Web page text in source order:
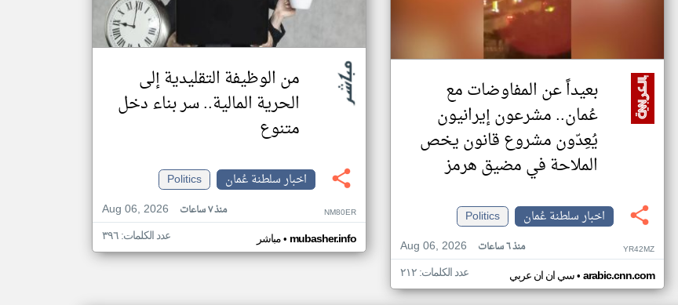
بعيداً عن المفاوضات مع
عُمان.. مشرعون إيرانيون
يُعِدّون مشروع قانون يخص
الملاحة في مضيق هرمز
اخبار سلطنة عُمان
Politics
Aug 06, 2026
منذ ٦ ساعات YR42MZ
سي ان ان عربي• arabic.cnn.com عدد الكلمات: ٢١٢
من الوظيفة التقليدية إلى
الحرية المالية.. سر بناء دخل
متنوع
اخبار سلطنة عُمان
Politics
Aug 06, 2026
منذ ٧ ساعات NM80ER
مباشر• mubasher.info عدد الكلمات: ٣٩٦